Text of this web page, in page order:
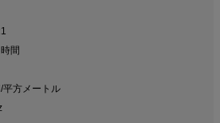
間
平方メートル